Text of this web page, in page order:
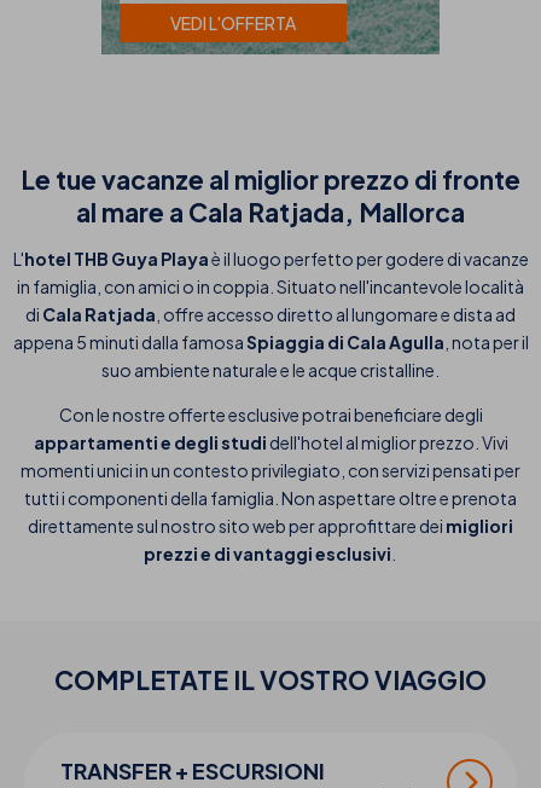
VEDI L'OFFERTA
Le tue vacanze al miglior prezzo di fronte
al mare a Cala Ratjada, Mallorca
L'hotel THB Guya Playaè il luogo perfetto per godere di vacanze
in famiglia, con amici o in coppia. Situato nell'incantevole località
di Cala Ratjada , offre accesso diretto al lungomare e dista ad
appena 5 minuti dalla famosaSpiaggia di Cala Agulla , nota per il
suo ambiente naturale e le acque cristalline.
Con le nostre offerte esclusive potrai beneficiare degli
appartamenti e degli studi dell'hotel al miglior prezzo. Vivi
momenti unici in un contesto privilegiato, con servizi pensati per
tutti i componenti della famiglia. Non aspettare oltre e prenota
direttamente sul nostro sito web per approfittare dei migliori
prezzi e di vantaggi esclusivi
COMPLETATE IL VOSTROVIAGGIO
TRANSFER + ESCURSIONI